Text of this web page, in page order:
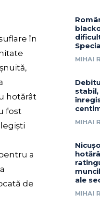
în
hotărât
fost
a
de
MIHAI
stabil,
MIHAI
ale
MIHAI